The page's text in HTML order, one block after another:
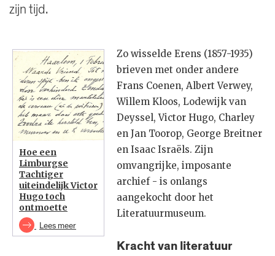
zijn tijd.
Hoe een
Limburgse
Tachtiger
uiteindelijk Victor
Hugo toch
ontmoette
Lees meer
Zo wisselde Erens (1857-1935)
brieven met onder andere
Frans Coenen, Albert Verwey,
Willem Kloos, Lodewijk van
Deyssel, Victor Hugo, Charley
en Jan Toorop, George Breitner
en Isaac Israëls. Zijn
omvangrijke, imposante
archief - is onlangs
aangekocht door het
Literatuurmuseum.
Kracht van literatuur